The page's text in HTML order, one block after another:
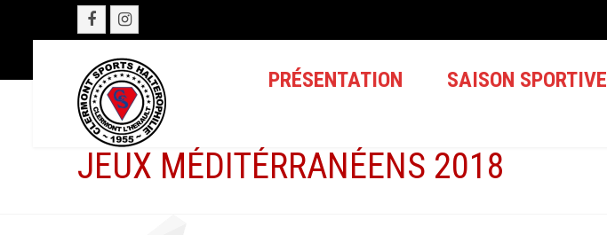
PRÉSENTATION SAISON SPORTIVE
JEUX MÉDITÉRRANÉENS 2018